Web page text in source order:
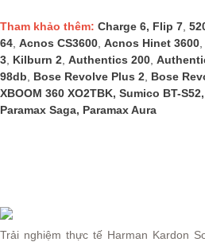
Tham khảo thêm: Charge 6, Flip 7
64 Acnos CS3600 Acnos Hinet 3600
3 Kilburn 2 Authentics 200
98db
Bose Revolve Plus 2 Bose
XBOOM 360 XO2TBK, Sumico BT-S52,
Paramax Saga, Paramax Aura
Trải nghiệm thực tế Harman Kardon